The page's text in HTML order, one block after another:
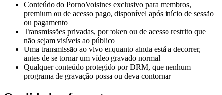
Conteúdo do PornoVoisines exclusivo para membros,
premium ou de acesso pago, disponível após início de sessão
ou pagamento
Transmissões privadas, por token ou de acesso restrito que
não sejam visíveis ao público
Uma transmissão ao vivo enquanto ainda está a decorrer,
antes de se tornar um vídeo gravado normal
Qualquer conteúdo protegido por DRM, que nenhum
programa de gravação possa ou deva contornar